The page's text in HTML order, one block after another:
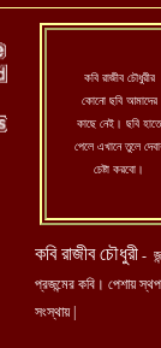
কবি রাজীব চৌধুরীর
কোনো ছবি আমাদের
কাছে নেই। ছবি হাতে
পেলে এখানে তুলে
চেষ্টা করবো।